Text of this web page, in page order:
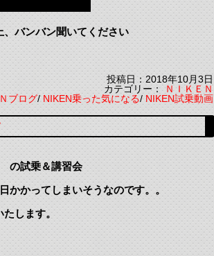
バンバン聞いてください
投稿日：2018年10月3日
カテゴリー：ＮＩＫＥＮ
ブログ/NIKEN乗った気になる/NIKEN試乗動画
の試乗＆講習会
かかってしまいそうなのです。。
たします。